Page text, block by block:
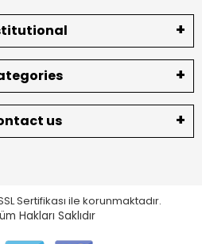
us
Sertifikası ile korunmaktadır.
Hakları Saklıdır